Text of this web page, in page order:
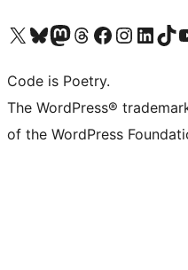
Visit our X (formerly Twitter) account
ഞങ്ങളുടെ ബ്ലൂസ്കൈ അക്കൗണ്ട് സന്ദർശിക്കുക
Visit our Mastodon account
ഞങ്ങളുടെ ത്രെഡ്സ് അക്കൗണ്ട്
Visit our Facebook page
Visit our Instagram
Visit our
Code is Poetry.
The WordPress®
of the WordPress